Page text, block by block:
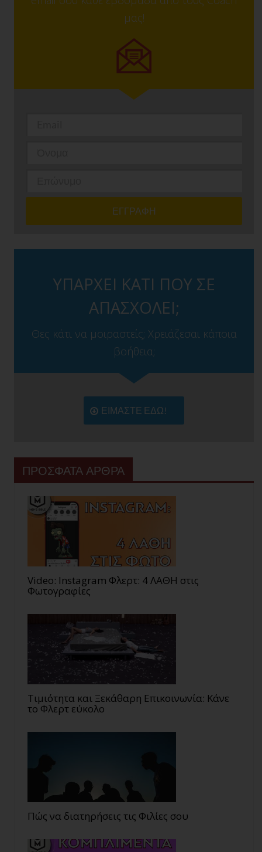
μας!
ΥΠΑΡΧΕΙ ΚΑΤΙ ΠΟΥ ΣΕ
ΑΠΑΣΧΟΛΕΙ;
Θες κάτι να μοιραστείς; Χρειάζεσαι κάποια
βοήθεια;
ΕΙΜΑΣΤΕ ΕΔΩ!
ΠΡΟΣΦΑΤΑ ΑΡΘΡΑ
Video: Instagram Φλερτ: 4 ΛΑΘΗ στις
Φωτογραφίες
Τιμιότητα και Ξεκάθαρη Επικοινωνία: Κάνε
το Φλερτ εύκολο
Πώς να διατηρήσεις τις Φιλίες σου